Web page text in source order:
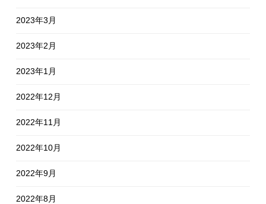
2023年3月
2023年2月
2023年1月
2022年12月
2022年11月
2022年10月
2022年9月
2022年8月